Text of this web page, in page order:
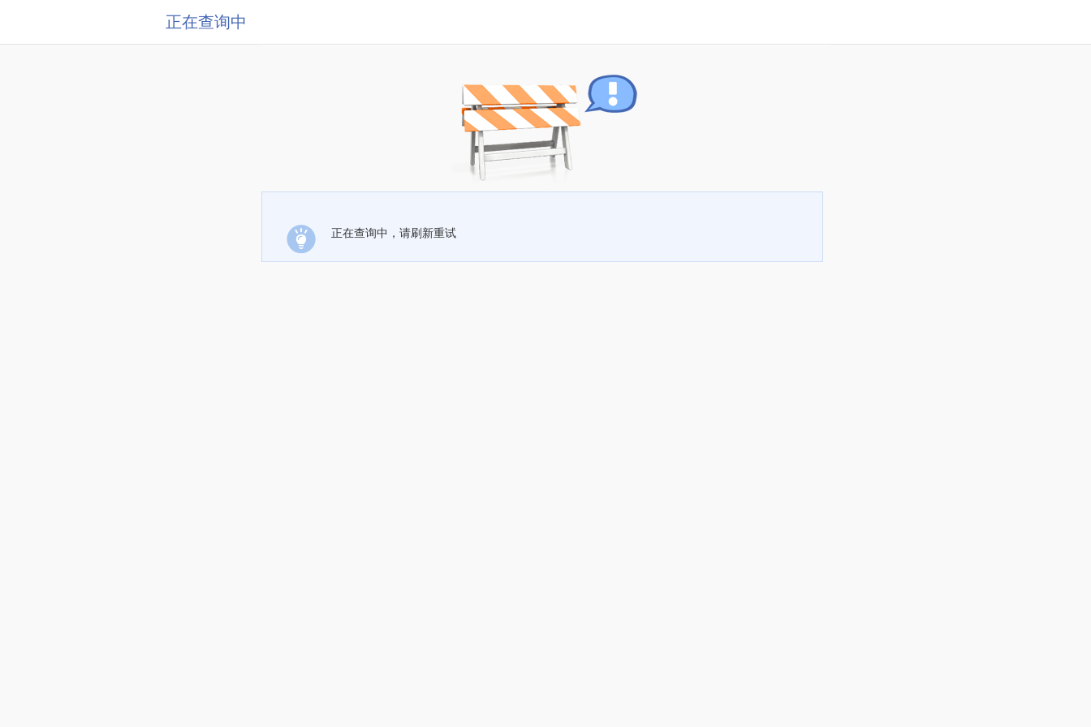
正在查询中
正在查询中，请刷新重试